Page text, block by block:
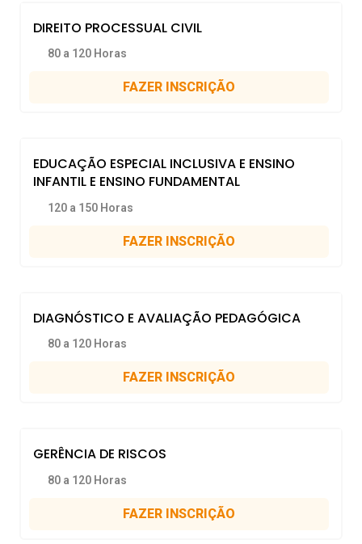
DIREITO PROCESSUAL CIVIL
80 a 120 Horas
FAZER INSCRIÇÃO
EDUCAÇÃO ESPECIAL INCLUSIVA E ENSINO
INFANTIL E ENSINO FUNDAMENTAL
120 a 150 Horas
FAZER INSCRIÇÃO
DIAGNÓSTICO E AVALIAÇÃO PEDAGÓGICA
80 a 120 Horas
FAZER INSCRIÇÃO
GERÊNCIA DE RISCOS
80 a 120 Horas
FAZER INSCRIÇÃO